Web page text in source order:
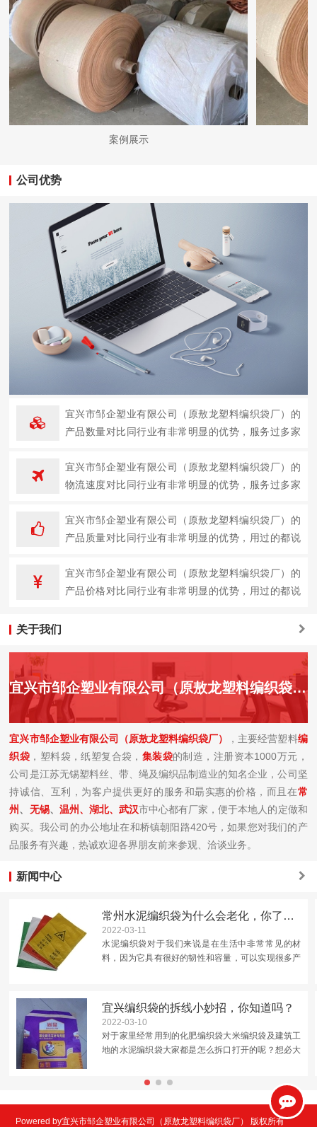
案例展示
公司优势
宜兴市邹企塑业有限公司（原敖龙塑料编织袋厂）的
产品数量对比同行业有非常明显的优势，服务过多家
宜兴市邹企塑业有限公司（原敖龙塑料编织袋厂）的
物流速度对比同行业有非常明显的优势，服务过多家
宜兴市邹企塑业有限公司（原敖龙塑料编织袋厂）的
产品质量对比同行业有非常明显的优势，用过的都说
宜兴市邹企塑业有限公司（原敖龙塑料编织袋厂）的
产品价格对比同行业有非常明显的优势，用过的都说
关于我们
宜兴市邹企塑业有限公司（原敖龙塑料编织袋厂）简介
宜兴市邹企塑业有限公司（原敖龙塑料编织袋厂） ，主要经营塑料编
织袋 ，塑料袋，纸塑复合袋， 集装袋的制造，注册资本1000万元，
公司是江苏无锡塑料丝、带、绳及编织品制造业的知名企业，公司坚
持诚信、互利，为客户提供更好的服务和朂实惠的价格，而且在常
州、 无锡、 温州、湖北、 武汉市中心都有厂家，便于本地人的定做和
购买。我公司的办公地址在和桥镇朝阳路420号，如果您对我们的产
品服务有兴趣，热诚欢迎各界朋友前来参观、洽谈业务。
新闻中心
常州水泥编织袋为什么会老化，你了解吗？
2022-03-11
水泥编织袋对于我们来说是在生活中非常常见的材
料，因为它具有很好的韧性和容量，可以实现很多产
中存在碳原子，是容...
宜兴编织袋的拆线小妙招，你知道吗？
2022-03-10
对于家里经常用到的化肥编织袋大米编织袋及建筑工
地的水泥编织袋大家都是怎么拆口打开的呢？想必大
的优点就是简单快捷但是后面再用时候就未免有些不
Powered by宜兴市邹企塑业有限公司（原敖龙塑料编织袋厂） 版权所有